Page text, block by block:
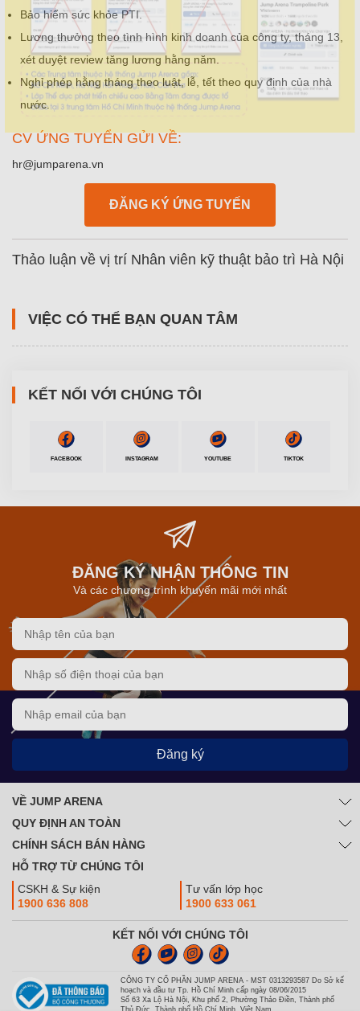
Bảo hiểm sức khỏe PTI.
Lương thưởng theo tình hình kinh doanh của công ty, tháng 13,
xét duyệt review tăng lương hằng năm.
Nghỉ phép hằng tháng theo luật, lễ, tết theo quy định của nhà
nước.
CV ỨNG TUYỂN GỬI VỀ:
hr@jumparena.vn
ĐĂNG KÝ ỨNG TUYẾN
Thảo luận về vị trí Nhân viên kỹ thuật bảo trì Hà Nội
VIỆC CÓ THỂ BẠN QUAN TÂM
KẾT NỐI VỚI CHÚNG TÔI
FACEBOOK INSTAGRAM YOUTUBE TIKTOK
ĐĂNG KÝ NHẬN THÔNG TIN
Và các chương trình khuyến mãi mới nhất
Đăng ký
VỀ JUMP ARENA
QUY ĐỊNH AN TOÀN
CHÍNH SÁCH BÁN HÀNG
HỖ TRỢ TỪ CHÚNG TÔI
CSKH & Sự kiện
1900 636 808
Tư vấn lớp học
1900 633 061
KẾT NỐI VỚI CHÚNG TÔI
CÔNG TY CỔ PHẦN JUMP ARENA - MST 0313293587 Do Sở kế
hoạch và đầu tư Tp. Hồ Chí Minh cấp ngày 08/06/2015
Số 63 Xa Lộ Hà Nội, Khu phố 2, Phường Thảo Điền, Thành phố